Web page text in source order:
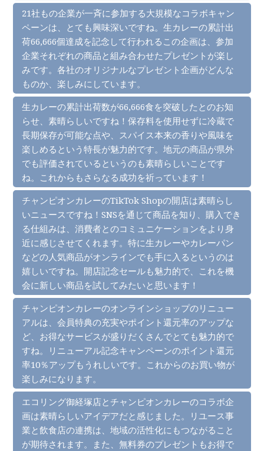
21社もの企業が一斉に参加する大規模なコラボキャン
ペーンは、とても興味深いですね。生カレーの累計出
荷66,666個達成を記念して行われるこの企画は、参加
企業それぞれの商品と組み合わせたプレゼントが楽し
みです。各社のオリジナルなプレゼント企画がどんな
ものか、楽しみにしています。
生カレーの累計出荷数が66,666食を突破したとのお知
らせ、素晴らしいですね！保存料を使用せずに冷蔵で
長期保存が可能な点や、スパイス本来の香りや風味を
楽しめるという特長が魅力的です。地元の商品が県外
でも評価されているというのも素晴らしいことです
ね。これからもさらなる成功を祈っています！
チャンピオンカレーのTikTok Shopの開店は素晴らし
いニュースですね！SNSを通じて商品を知り、購入でき
る仕組みは、消費者とのコミュニケーションをより身
近に感じさせてくれます。特に生カレーやカレーパン
などの人気商品がオンラインでも手に入るというのは
嬉しいですね。開店記念セールも魅力的で、これを機
会に新しい商品を試してみたいと思います！
チャンピオンカレーのオンラインショップのリニュー
アルは、会員特典の充実やポイント還元率のアップな
ど、お得なサービスが盛りだくさんでとても魅力的で
すね。リニューアル記念キャンペーンのポイント還元
率10％アップもうれしいです。これからのお買い物が
楽しみになります。
エコリング御経塚店とチャンピオンカレーのコラボ企
画は素晴らしいアイデアだと感じました。リユース事
業と飲食店の連携は、地域の活性化にもつながること
が期待されます。また、無料券のプレゼントもお得で